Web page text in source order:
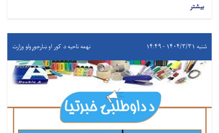
بیشتر
شنبه ۱۴۰۴/۳/۳۱ - ۱۴:۴۹ نهمه ناحیه د کور او ښارجوړولو وزارت